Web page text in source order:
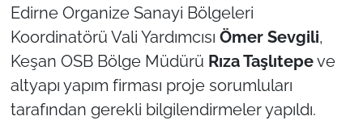
Edirne Organize Sanayi Bölgeleri
Koordinatörü Vali Yardımcısı Ömer Sevgili,
Keşan OSB Bölge Müdürü Rıza Taşlıtepeve
altyapı yapım firması proje sorumluları
tarafından gerekli bilgilendirmeler yapıldı.